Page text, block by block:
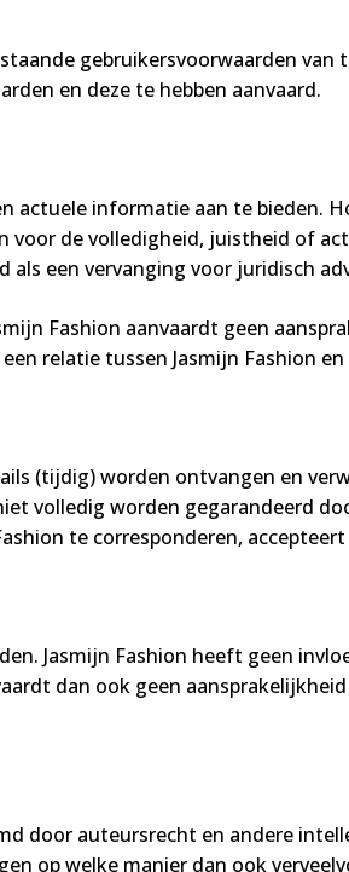
gebruikersvoorwaarden
en deze te hebben aanvaard.
actuele informatie aan te bieden.
voor de volledigheid, juistheid of
een vervanging voor juridisch
Fashion aanvaardt geen
relatie tussen Jasmijn Fashion
(tijdig) worden ontvangen en
volledig worden gegarandeerd
te corresponderen,
Jasmijn Fashion heeft geen
dan ook geen
door auteursrecht en andere
op welke manier dan ook